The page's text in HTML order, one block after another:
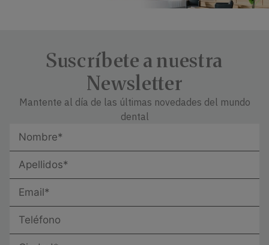
Suscríbete a nuestra
Newsletter
Mantente al día de las últimas novedades del mundo
dental